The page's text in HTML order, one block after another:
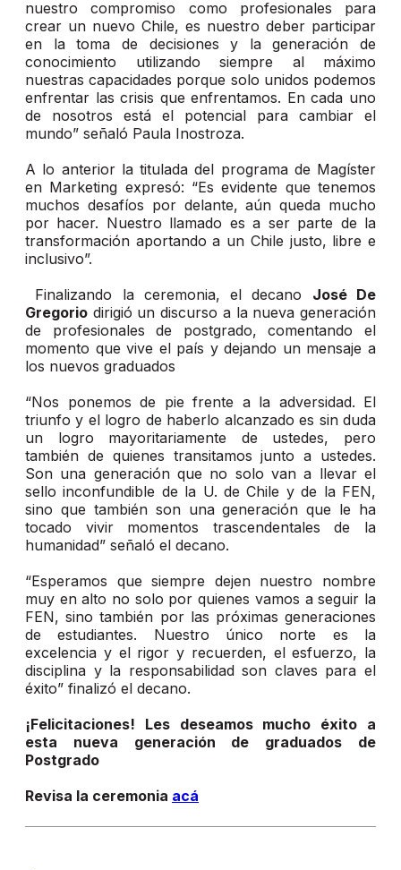
nuestro compromiso como profesionales para
crear un nuevo Chile, es nuestro deber participar
en la toma de decisiones y la generación de
conocimiento utilizando siempre al máximo
nuestras capacidades porque solo unidos podemos
enfrentar las crisis que enfrentamos. En cada uno
de nosotros está el potencial para cambiar el
mundo” señaló Paula Inostroza.
A lo anterior la titulada del programa de Magíster
en Marketing expresó: “Es evidente que tenemos
muchos desafíos por delante, aún queda mucho
por hacer. Nuestro llamado es a ser parte de la
transformación aportando a un Chile justo, libre e
inclusivo”.
Finalizando la ceremonia, el decano José De
Gregorio dirigió un discurso a la nueva generación
de profesionales de postgrado, comentando el
momento que vive el país y dejando un mensaje a
los nuevos graduados
“Nos ponemos de pie frente a la adversidad. El
triunfo y el logro de haberlo alcanzado es sin duda
un logro mayoritariamente de ustedes, pero
también de quienes transitamos junto a ustedes.
Son una generación que no solo van a llevar el
sello inconfundible de la U. de Chile y de la FEN,
sino que también son una generación que le ha
tocado vivir momentos trascendentales de la
humanidad” señaló el decano.
“Esperamos que siempre dejen nuestro nombre
muy en alto no solo por quienes vamos a seguir la
FEN, sino también por las próximas generaciones
de estudiantes. Nuestro único norte es la
excelencia y el rigor y recuerden, el esfuerzo, la
disciplina y la responsabilidad son claves para el
éxito” finalizó el decano.
¡Felicitaciones! Les deseamos mucho éxito a
esta nueva generación de graduados de
Postgrado
Revisa la ceremonia acá